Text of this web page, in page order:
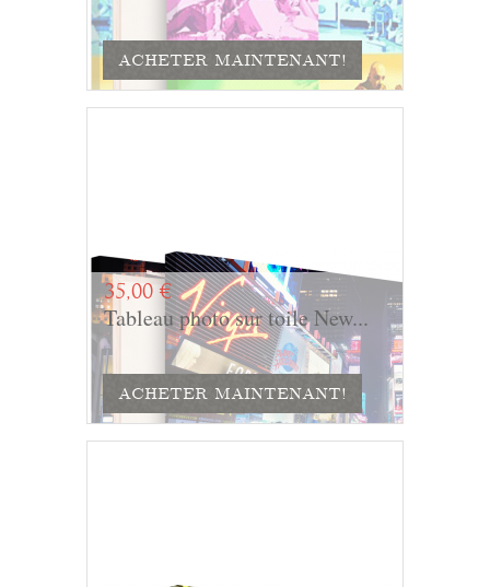
ACHETER MAINTENANT!
35,00 €
Tableau photo sur toile New...
ACHETER MAINTENANT!